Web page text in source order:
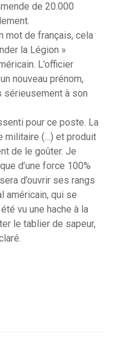
de 20.000
mot de français, cela
la Légion »
L’officier
nouveau prénom,
sérieusement à son
pour ce poste. La
militaire (…) et produit
de le goûter. Je
d’une force 100%
d’ouvrir ses rangs
américain, qui se
vu une hache à la
le tablier de sapeur,